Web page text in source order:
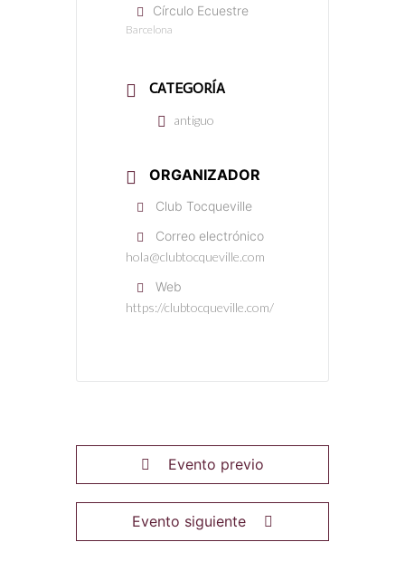
Círculo Ecuestre
Barcelona
CATEGORÍA
antiguo
ORGANIZADOR
Club Tocqueville
Correo electrónico
hola@clubtocqueville.com
Web
https://clubtocqueville.com/
Evento previo
Evento siguiente